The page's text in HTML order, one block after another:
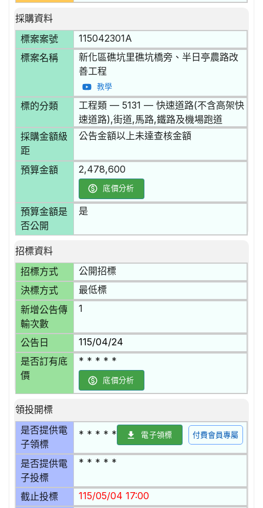
採購資料
標案案號
115042301A
標案名稱
新化區礁坑里礁坑橋旁、半日亭農路改
善工程
教學
標的分類
工程類 — 5131 — 快速道路(不含高架快
速道路),街道,馬路,鐵路及機場跑道
採購金額級
距
公告金額以上未達查核金額
預算金額 2,478,600
底價分析
預算金額是
否公開
是
招標資料
招標方式
公開招標
決標方式 最低標
新增公告傳
輸次數
1
公告日 115/04/24
是否訂有底
價
* * * * *
底價分析
領投開標
是否提供電
子領標
* * * * * 電子領標 付費會員專屬
是否提供電
子投標
* * * * *
截止投標 115/05/04 17:00